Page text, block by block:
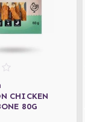
CHICKEN
80G